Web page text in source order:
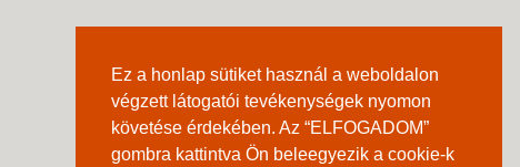
Ez a honlap sütiket használ a weboldalon
végzett látogatói tevékenységek nyomon
követése érdekében. Az “ELFOGADOM”
gombra kattintva Ön beleegyezik a cookie-k